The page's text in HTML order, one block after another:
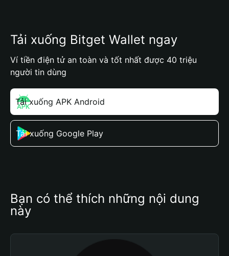
Tải xuống Bitget Wallet ngay
Ví tiền điện tử an toàn và tốt nhất được 40 triệu
người tin dùng
Tải xuống APK Android
Tải xuống Google Play
Bạn có thể thích những nội dung
này